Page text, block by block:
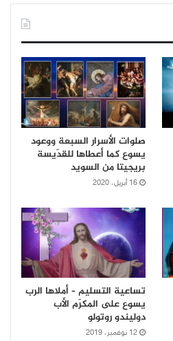
صلوات الأسرار السبعة ووعود
يسوع كما أعطاها للقدّيسة
بريجيتا من السويد
16 أبريل، 2020
تساعية التسليم – أملاها الرب
يسوع على المكرّم الأب
دوليندو روتولو
12 نوفمبر، 2019